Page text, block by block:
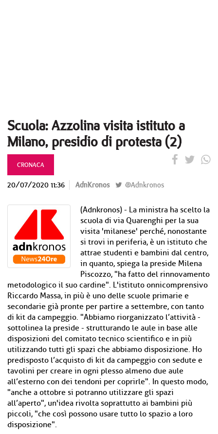
Scuola: Azzolina visita istituto a
Milano, presidio di protesta (2)
CRONACA
20/07/2020 11:36 AdnKronos @Adnkronos
(Adnkronos) - La ministra ha scelto la
scuola di via Quarenghi per la sua
visita 'milanese' perché, nonostante
si trovi in periferia, è un istituto che
attrae studenti e bambini dal centro,
in quanto, spiega la preside Milena
Piscozzo, "ha fatto del rinnovamento
metodologico il suo cardine". L'istituto onnicomprensivo
Riccardo Massa, in più è uno delle scuole primarie e
secondarie già pronte per partire a settembre, con tanto
di kit da campeggio. "Abbiamo riorganizzato l’attività -
sottolinea la preside - strutturando le aule in base alle
disposizioni del comitato tecnico scientifico e in più
utilizzando tutti gli spazi che abbiamo disposizione. Ho
predisposto l’acquisto di kit da campeggio con sedute e
tavolini per creare in ogni plesso almeno due aule
all’esterno con dei tendoni per coprirle". In questo modo,
"anche a ottobre si potranno utilizzare gli spazi
all’aperto", un'idea rivolta soprattutto ai bambini più
piccoli, "che così possono usare tutto lo spazio a loro
disposizione".